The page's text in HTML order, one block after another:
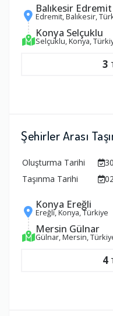
Balıkesir Edremit
Edremit, Balıkesir,
Konya Selçuklu
Selçuklu, Konya,
3
Şehirler Arası
Oluşturma Tarihi
Taşınma Tarihi
Konya Ereğli
Ereğli, Konya, Türkiye
Mersin Gülnar
Gülnar, Mersin,
4